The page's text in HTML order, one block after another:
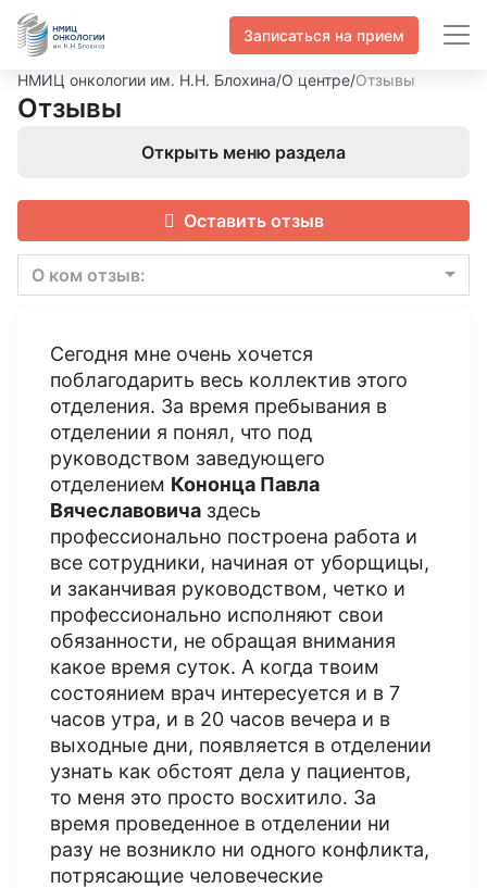
Записаться на прием
НМИЦ онкологии им. Н.Н. Блохина/О центре/Отзывы
Отзывы
Открыть меню раздела
Оставить отзыв
О ком отзыв:
Сегодня мне очень хочется
поблагодарить весь коллектив этого
отделения. За время пребывания в
отделении я понял, что под
руководством заведующего
отделением Кононца Павла
Вячеславовича здесь
профессионально построена работа и
все сотрудники, начиная от уборщицы,
и заканчивая руководством, четко и
профессионально исполняют свои
обязанности, не обращая внимания
какое время суток. А когда твоим
состоянием врач интересуется и в 7
часов утра, и в 20 часов вечера и в
выходные дни, появляется в отделении
узнать как обстоят дела у пациентов,
то меня это просто восхитило. За
время проведенное в отделении ни
разу не возникло ни одного конфликта,
потрясающие человеческие